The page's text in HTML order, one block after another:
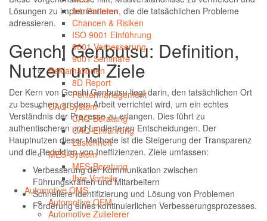
Int. Parteien
Chancen & Risiken
ISO 9001 Einführung
9001 Verbesserung
9001 Seminare
Reklamationen
8D Report
Fehlermanagement
CAQ-System
CAQ-Beratung
CAQ-Einführung
Lastenheft
MES-System
MES-Beratung
Ihre Vorteile
Automotive QMS
Automotive OEM
Automotive Zulieferer
Lösungen zu implementieren, die die tatsächlichen Probleme
adressieren.
Genchi Genbutsu: Definition,
Nutzen und Ziele
Der Kern von Genchi Genbutsu liegt darin, den tatsächlichen Ort
zu besuchen, an dem Arbeit verrichtet wird, um ein echtes
Verständnis der Prozesse zu erlangen. Dies führt zu
authentischeren und fundierteren Entscheidungen. Der
Hauptnutzen dieser Methode ist die Steigerung der Transparenz
und die Reduktion von Ineffizienzen. Ziele umfassen:
Verbesserung der Kommunikation zwischen
Führungskräften und Mitarbeitern
Schnellere Identifizierung und Lösung von Problemen
Förderung eines kontinuierlichen Verbesserungsprozesses.